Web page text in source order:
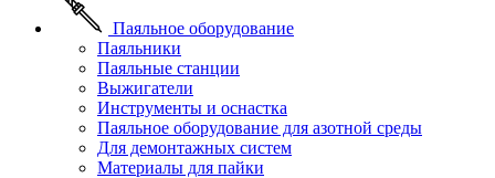
Паяльное оборудование
Паяльники
Паяльные станции
Выжигатели
Инструменты и оснастка
Паяльное оборудование для азотной среды
Для демонтажных систем
Материалы для пайки